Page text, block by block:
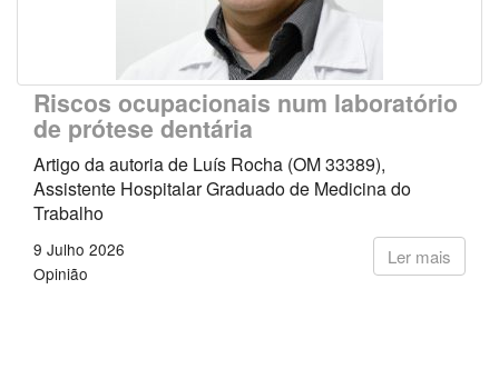
Riscos ocupacionais num laboratório
de prótese dentária
Artigo da autoria de Luís Rocha (OM 33389),
Assistente Hospitalar Graduado de Medicina do
Trabalho
Ler mais
9 Julho 2026
Opinião